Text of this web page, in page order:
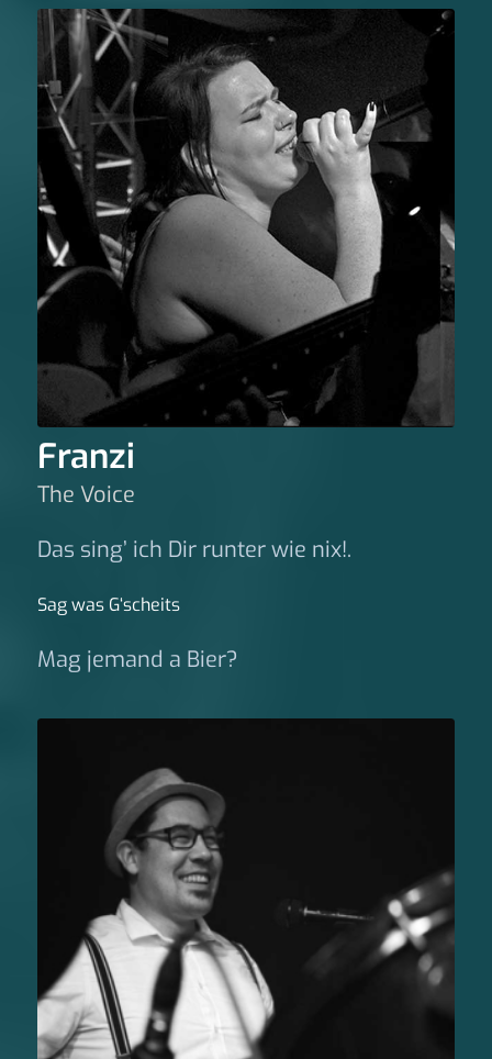
Franzi
The Voice
Das sing’ ich Dir runter wie nix!.
Sag was G‘scheits
Mag jemand a Bier?